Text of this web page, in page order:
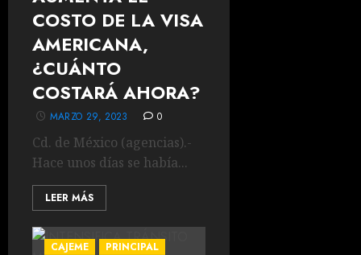
COSTO DE LA VISA
AMERICANA,
¿CUÁNTO
COSTARÁ AHORA?
MARZO 29, 2023 0
Cd. de México (agencias).-
Hace unos días se había...
LEER MÁS
CAJEME PRINCIPAL